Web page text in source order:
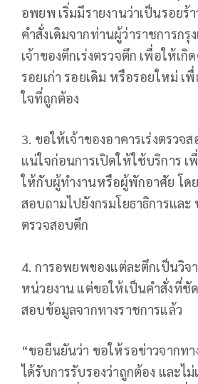
อพยพ เริ่มมีรายงานว่าเป็นรอยร้
คำสั่งเดิมจากท่านผู้ว่าราชการก
เจ้าของตึกเร่งตรวจตึก เพื่อให้เกิ
รอยเก่า รอยเดิม หรือรอยใหม่ เ
ใจที่ถูกต้อง
3. ขอให้เจ้าของอาคารเร่งตรวจ
แน่ใจก่อนการเปิดให้ใช้บริการ เ
ให้กับผู้ทำงานหรือผู้พักอาศัย โด
สอบถามไปยังกรมโยธาธิการและ
ตรวจสอบตึก
4. การอพยพของแต่ละตึกเป็นวิ
หน่วยงาน แต่ขอให้เป็นคำสั่งที่ชั
สอบข้อมูลจากทางราชการแล้ว
“ขอยืนยันว่า ขอให้รอข่าวจากทา
ได้รับการรับรองว่าถูกต้อง และไม่